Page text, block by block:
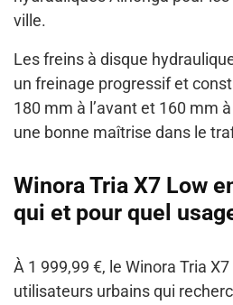
ville.
Les freins à disque
un freinage progressif et
180 mm à l’avant et 160 mm
une bonne maîtrise dans le
Winora Tria X7 Low
qui et pour quel
À 1 999,99 €, le Winora Tria
utilisateurs urbains qui